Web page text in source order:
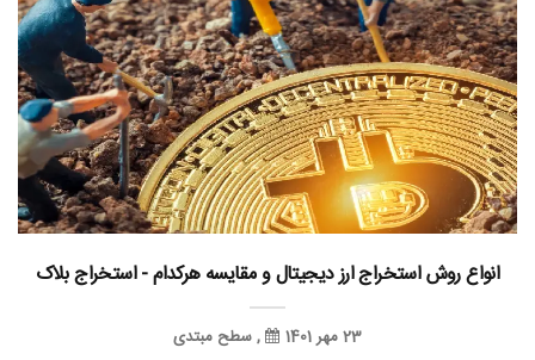
انواع روش استخراج ارز دیجیتال و مقایسه هرکدام - استخراج بلاک
23 مهر 1401 سطح مبتدی